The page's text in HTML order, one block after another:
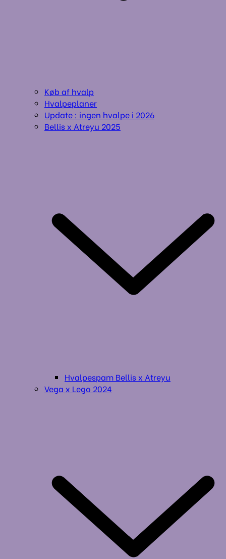
Køb af hvalp
Hvalpeplaner
Update : ingen hvalpe i 2026
Bellis x Atreyu 2025
Hvalpespam Bellis x Atreyu
Vega x Lego 2024